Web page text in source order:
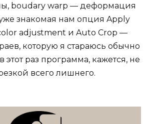
boudary warp — деформация
знакомая нам опция Apply
adjustment и Auto Crop —
которую я стараюсь обычно
этот раз программа, кажется, не
всего лишнего.